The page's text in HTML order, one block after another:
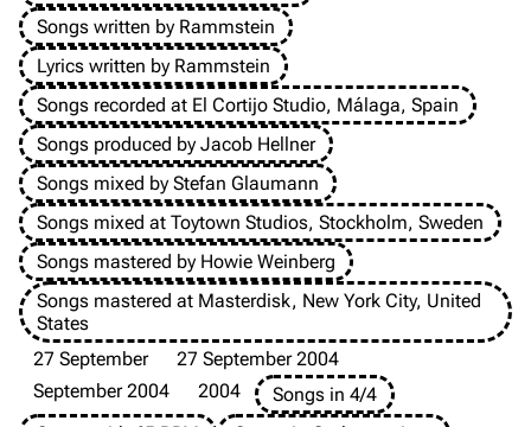
Discography
Videography
Song list
Merchandise
Discography
Videography
Song list
Tour dates
Merchandise
Till Lindemann
Information
Discography
Videography
Song list
Flake Lorenz
Information
Videography
Song list
Songs written by Rammstein
Lyrics written by Rammstein
Songs recorded at El Cortijo Studio, Málaga, Spain
Songs produced by Jacob Hellner
Songs mixed by Stefan Glaumann
Songs mixed at Toytown Studios, Stockholm, Sweden
Songs mastered by Howie Weinberg
Songs mastered at Masterdisk, New York City, United
States
27 September
27 September 2004
September 2004
2004
Songs in 4/4